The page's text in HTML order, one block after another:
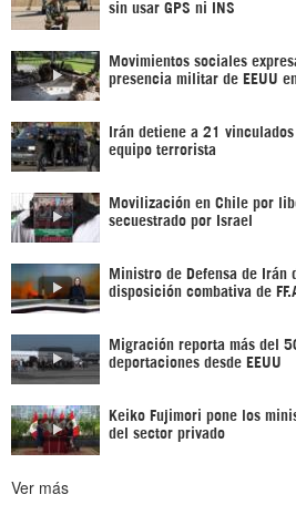
sin usar GPS ni INS
Movimientos sociales
presencia militar de EEUU
Irán detiene a 21
equipo terrorista
Movilización en Chile por
secuestrado por Israel
Ministro de Defensa de Irán
disposición combativa de
Migración reporta más del
deportaciones desde EEUU
Keiko Fujimori pone los
del sector privado
Ver más